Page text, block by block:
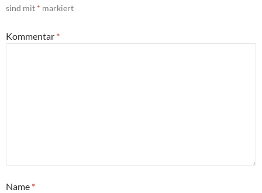
sind mit * markiert
Kommentar *
Name *